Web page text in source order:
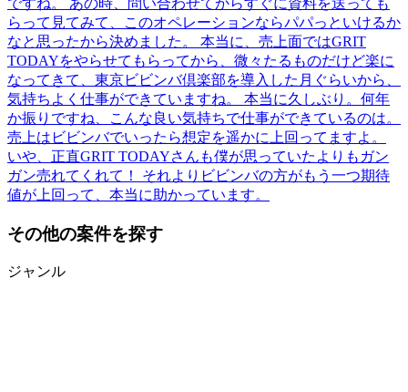
ですね。 あの時、問い合わせてからすぐに資料を送っても
らって見てみて、このオペレーションならパパっといけるか
なと思ったから決めました。 本当に、売上面ではGRIT
TODAYをやらせてもらってから、微々たるものだけど楽に
なってきて、東京ビビンバ倶楽部を導入した月ぐらいから、
気持ちよく仕事ができていますね。 本当に久しぶり。何年
か振りですね、こんな良い気持ちで仕事ができているのは。
売上はビビンバでいったら想定を遥かに上回ってますよ。
いや、正直GRIT TODAYさんも僕が思っていたよりもガン
ガン売れてくれて！ それよりビビンバの方がもう一つ期待
値が上回って、本当に助かっています。
その他の案件を探す
ジャンル